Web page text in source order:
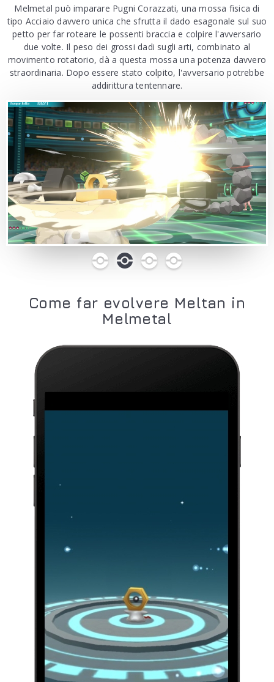
Melmetal può imparare Pugni Corazzati, una mossa fisica di
tipo Acciaio davvero unica che sfrutta il dado esagonale sul suo
petto per far roteare le possenti braccia e colpire l'avversario
due volte. Il peso dei grossi dadi sugli arti, combinato al
movimento rotatorio, dà a questa mossa una potenza davvero
straordinaria. Dopo essere stato colpito, l'avversario potrebbe
addirittura tentennare.
0 1 2
Come far evolvere Meltan in
Melmetal